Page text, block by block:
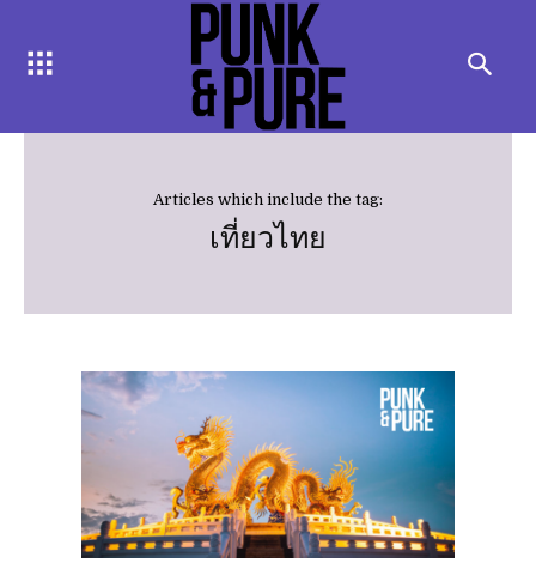
Articles which include the tag:
เที่ยวไทย